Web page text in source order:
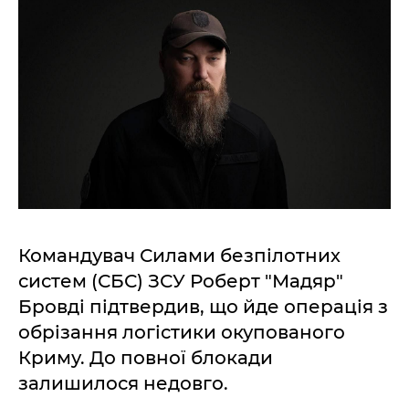
Командувач Силами безпілотних
систем (СБС) ЗСУ Роберт "Мадяр"
Бровді підтвердив, що йде операція з
обрізання логістики окупованого
Криму. До повної блокади
залишилося недовго.